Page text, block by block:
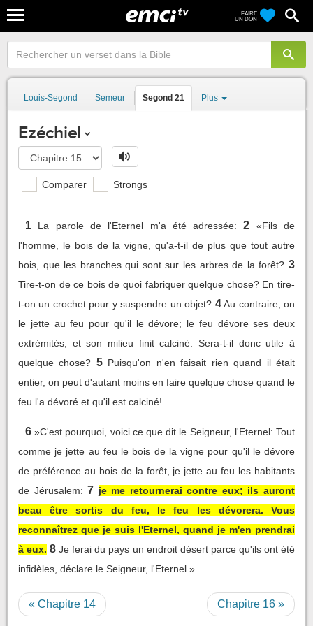
FAIRE
UN DON
Louis-Segond Semeur Segond 21 Plus
Ezéchiel
Comparer Strongs
1 La parole de l'Eternel m'a été adressée: 2
«Fils de
l'homme, le bois de la vigne, qu'a-t-il de plus que tout autre
bois, que les branches qui sont sur les arbres de la forêt? 3
Tire-t-on de ce bois de quoi fabriquer quelque chose? En tire-
t-on un crochet pour y suspendre un objet? 4 Au contraire, on
le jette au feu pour qu'il le dévore; le feu dévore ses deux
extrémités, et son milieu finit calciné. Sera-t-il donc utile à
quelque chose? 5 Puisqu'on n'en faisait rien quand il était
entier, on peut d'autant moins en faire quelque chose quand le
feu l'a dévoré et qu'il est calciné!
6 »C'est pourquoi, voici ce que dit le Seigneur, l'Eternel: Tout
comme je jette au feu le bois de la vigne pour qu'il le dévore
de préférence au bois de la forêt, je jette au feu les habitants
de Jérusalem: 7 je me retournerai contre eux; ils auront
beau être sortis du feu, le feu les dévorera. Vous
reconnaîtrez que je suis l'Eternel, quand je m'en prendrai
à eux. 8 Je ferai du pays un endroit désert parce qu'ils ont été
infidèles, déclare le Seigneur, l'Eternel.»
« Chapitre 14 Chapitre 16 »